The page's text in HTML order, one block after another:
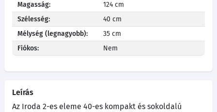
Magasság:
124 cm
Szélesség:
40 cm
Mélység (legnagyobb):
35 cm
Fiókos:
Nem
Leírás
Az Iroda 2-es eleme 40-es kompakt és sokoldalú